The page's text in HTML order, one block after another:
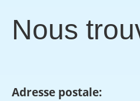
Nous
Adresse postale: